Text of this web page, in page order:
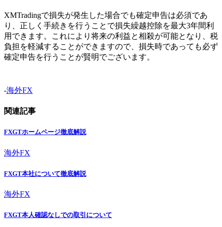
XMTradingで損失が発生した場合でも確定申告は必須であ
り、正しく手続きを行うことで損失繰越控除を最大3年間利
用できます。これにより将来の利益と相殺が可能となり、税
負担を軽減することができますので、損失時であっても必ず
確定申告を行うことが賢明でございます。
-海外FX
関連記事
FXGTホームページ徹底解説
海外FX
FXGT本社について徹底解説
海外FX
FXGT本人確認なしでの取引について